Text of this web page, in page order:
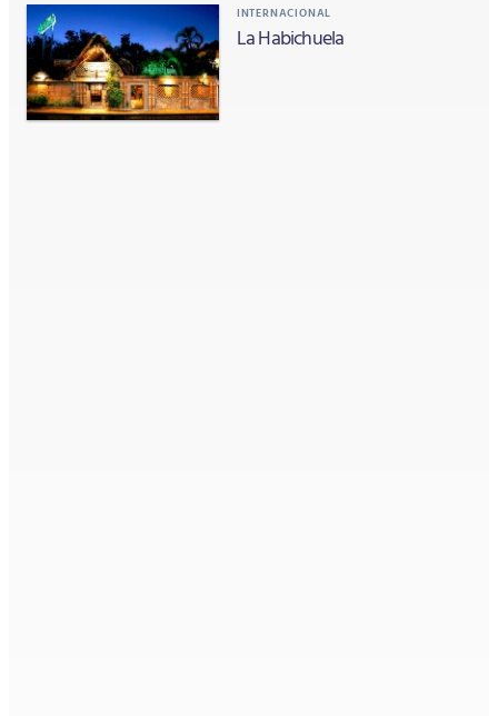
INTERNACIONAL
La Habichuela